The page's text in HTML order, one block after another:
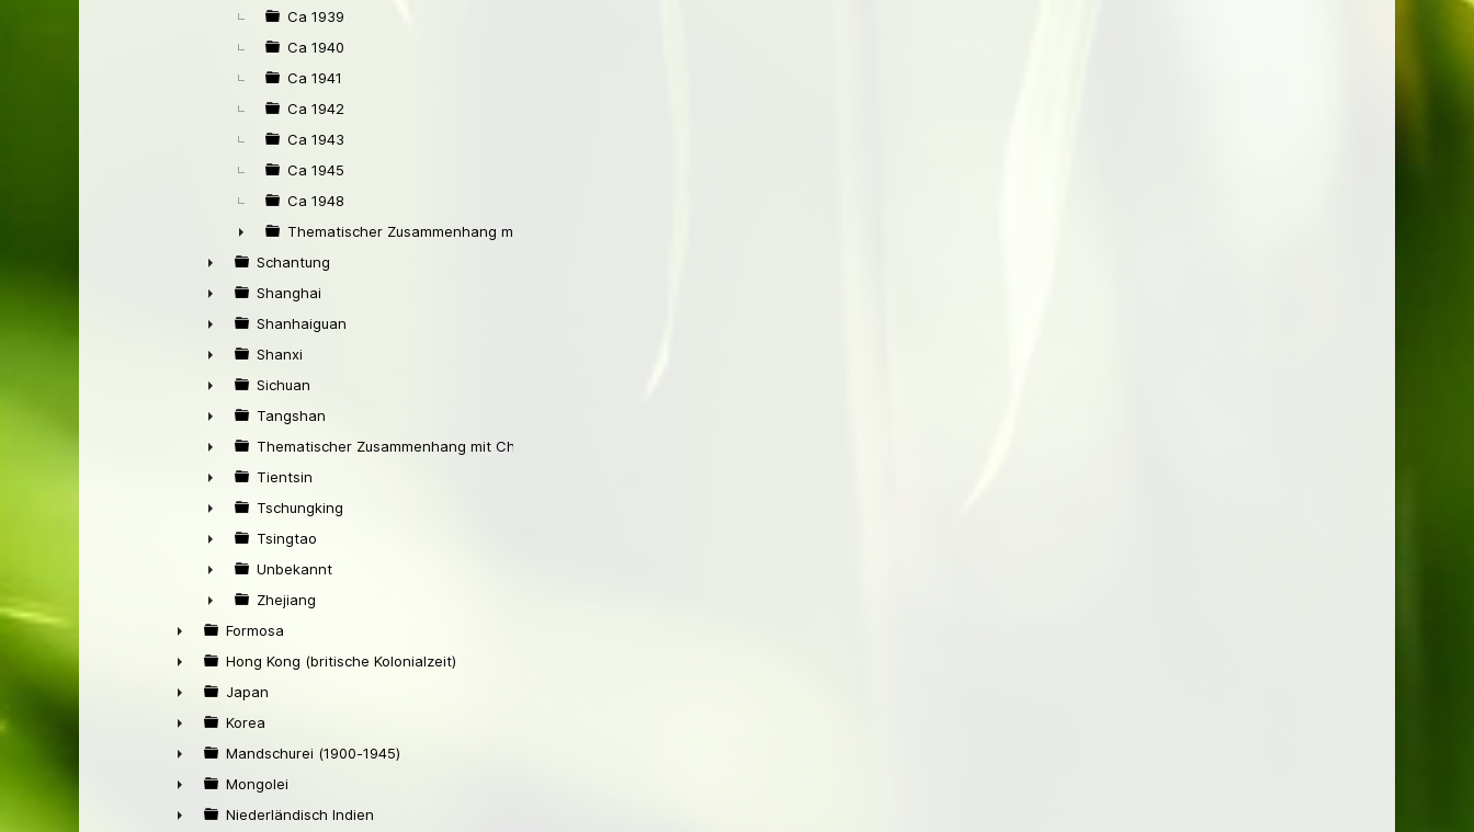
Ca 1939
Ca 1940
Ca 1941
Ca 1942
Ca 1943
Ca 1945
Ca 1948
►
Thematischer Zusammenhang mit Peking
►
Schantung
►
Shanghai
►
Shanhaiguan
►
Shanxi
►
Sichuan
►
Tangshan
►
Thematischer Zusammenhang mit China
►
Tientsin
►
Tschungking
►
Tsingtao
►
Unbekannt
►
Zhejiang
►
Formosa
►
Hong Kong (britische Kolonialzeit)
►
Japan
►
Korea
►
Mandschurei (1900-1945)
►
Mongolei
Niederländisch Indien